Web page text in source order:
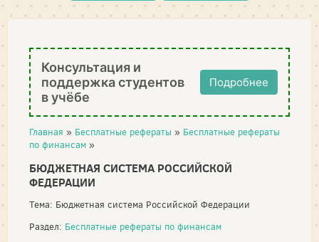
Консультация и
поддержка студентов
в учёбе
Подробнее
Главная » Бесплатные рефераты » Бесплатные рефераты
по финансам »
БЮДЖЕТНАЯ СИСТЕМА РОССИЙСКОЙ
ФЕДЕРАЦИИ
Тема: Бюджетная система Российской Федерации
Раздел: Бесплатные рефераты по финансам